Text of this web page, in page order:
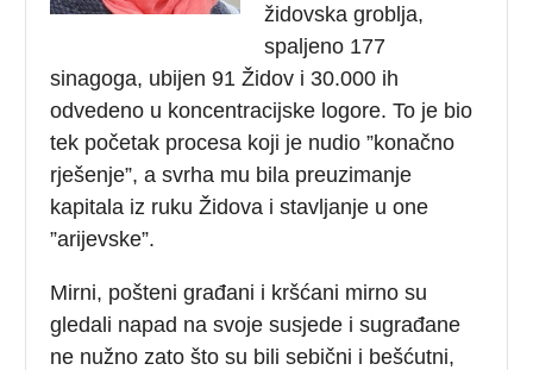
židovska groblja,
spaljeno 177
sinagoga, ubijen 91 Židov i 30.000 ih
odvedeno u koncentracijske logore. To je bio
tek početak procesa koji je nudio ”konačno
rješenje”, a svrha mu bila preuzimanje
kapitala iz ruku Židova i stavljanje u one
”arijevske”.
Mirni, pošteni građani i kršćani mirno su
gledali napad na svoje susjede i sugrađane
ne nužno zato što su bili sebični i bešćutni,